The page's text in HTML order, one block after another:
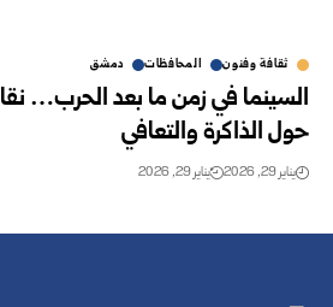
ثقافة وفنون المحافظات دمشق
السينما في زمن ما بعد الحرب…
حول الذاكرة والتعافي
يناير 29, 2026 يناير 29, 2026